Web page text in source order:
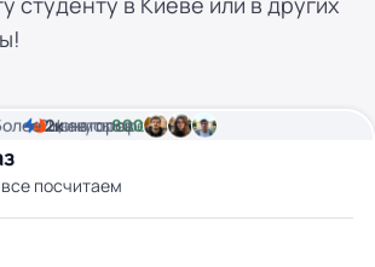
посчитаем
2минуты времени
Цена от800 грн
2кавторов